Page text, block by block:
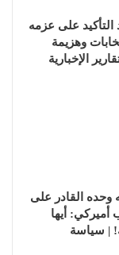
التأكيد على عزمه
وهزيمة
الإخبارية
وحده القادر على
أميركي: أيها
| سياسة